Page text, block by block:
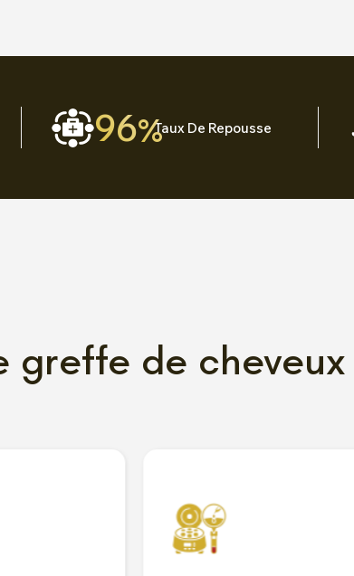
96%Taux De Repousse
greffe de cheveux